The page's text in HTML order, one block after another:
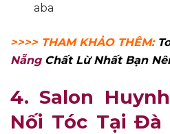
aba
>>>> THAM KHẢO THÊM:
Nẵng Chất Lừ Nhất Bạn
4. Salon
Nối Tóc Tại Đà